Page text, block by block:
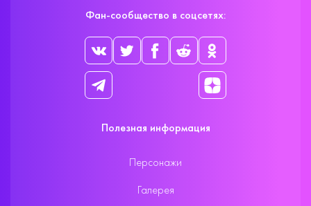
Фан-сообщество в соцсетях:
Полезная информация
Персонажи
Галерея